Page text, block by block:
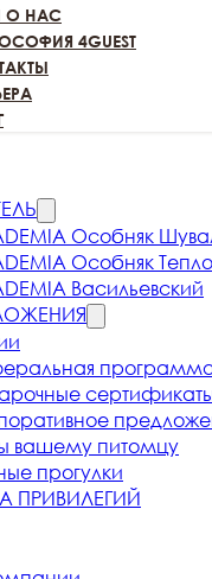
О НАС
4GUEST
Особняк
Особняк
Васильевский
вашему питомцу
прогулки
ПРИВИЛЕГИЙ